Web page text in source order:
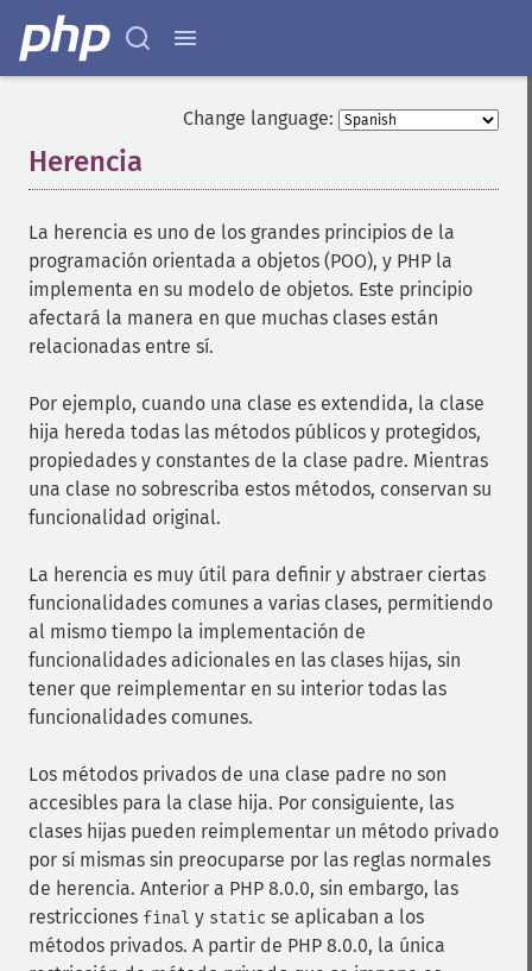
Change language:
Herencia
La herencia es uno de los grandes principios de la
programación orientada a objetos (POO), y PHP la
implementa en su modelo de objetos. Este principio
afectará la manera en que muchas clases están
relacionadas entre sí.
Por ejemplo, cuando una clase es extendida, la clase
hija hereda todas las métodos públicos y protegidos,
propiedades y constantes de la clase padre. Mientras
una clase no sobrescriba estos métodos, conservan su
funcionalidad original.
La herencia es muy útil para definir y abstraer ciertas
funcionalidades comunes a varias clases, permitiendo
al mismo tiempo la implementación de
funcionalidades adicionales en las clases hijas, sin
tener que reimplementar en su interior todas las
funcionalidades comunes.
Los métodos privados de una clase padre no son
accesibles para la clase hija. Por consiguiente, las
clases hijas pueden reimplementar un método privado
por sí mismas sin preocuparse por las reglas normales
de herencia. Anterior a PHP 8.0.0, sin embargo, las
restricciones final y static se aplicaban a los
métodos privados. A partir de PHP 8.0.0, la única